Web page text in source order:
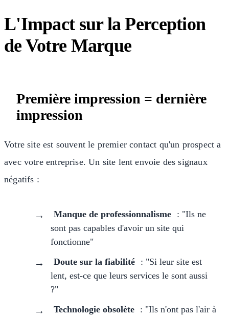
L'Impact sur la Perception
de Votre Marque
Première impression = dernière
impression
Votre site est souvent le premier contact qu'un prospect a
avec votre entreprise. Un site lent envoie des signaux
négatifs :
Manque de professionnalisme : "Ils ne
sont pas capables d'avoir un site qui
fonctionne"
Doute sur la fiabilité : "Si leur site est
lent, est-ce que leurs services le sont aussi
?"
Technologie obsolète : "Ils n'ont pas l'air à